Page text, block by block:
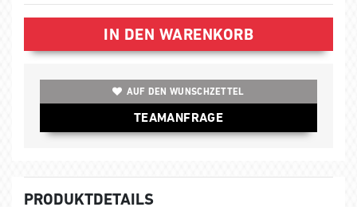
IN DEN WARENKORB
AUF DEN WUNSCHZETTEL
TEAMANFRAGE
PRODUKTDETAILS